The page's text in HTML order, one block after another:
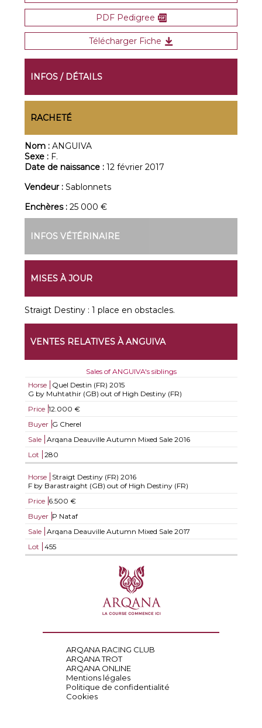
PDF Pedigree
Télécharger Fiche
INFOS / DÉTAILS
RACHETÉ
Nom :ANGUIVA
Sexe : F.
Date de naissance :12 février 2017
Vendeur :Sablonnets
Enchères :25 000 €
INFOS VÉTÉRINAIRE
MISES À JOUR
Straigt Destiny : 1 place en obstacles.
VENTES RELATIVES À ANGUIVA
Sales of ANGUIVA's siblings
Horse
Quel Destin (FR) 2015
G by Muhtathir (GB) out of High Destiny (FR)
Price 12.000 €
Buyer G Cherel
Sale
Arqana Deauville Autumn Mixed Sale 2016
Lot
280
Horse Straigt Destiny (FR) 2016
F by Barastraight (GB) out of High Destiny (FR)
Price 6.500 €
Buyer P Nataf
Sale
Arqana Deauville Autumn Mixed Sale 2017
Lot
455
ARQANA RACING CLUB
ARQANA TROT
ARQANA ONLINE
Mentions légales
Politique de confidentialité
Cookies